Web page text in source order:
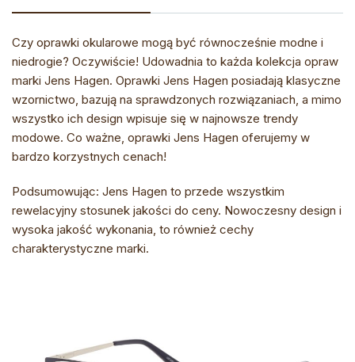
Czy oprawki okularowe mogą być równocześnie modne i
niedrogie? Oczywiście! Udowadnia to każda kolekcja opraw
marki Jens Hagen. Oprawki Jens Hagen posiadają klasyczne
wzornictwo, bazują na sprawdzonych rozwiązaniach, a mimo
wszystko ich design wpisuje się w najnowsze trendy
modowe. Co ważne, oprawki Jens Hagen oferujemy w
bardzo korzystnych cenach!
Podsumowując: Jens Hagen to przede wszystkim
rewelacyjny stosunek jakości do ceny. Nowoczesny design i
wysoka jakość wykonania, to również cechy
charakterystyczne marki.